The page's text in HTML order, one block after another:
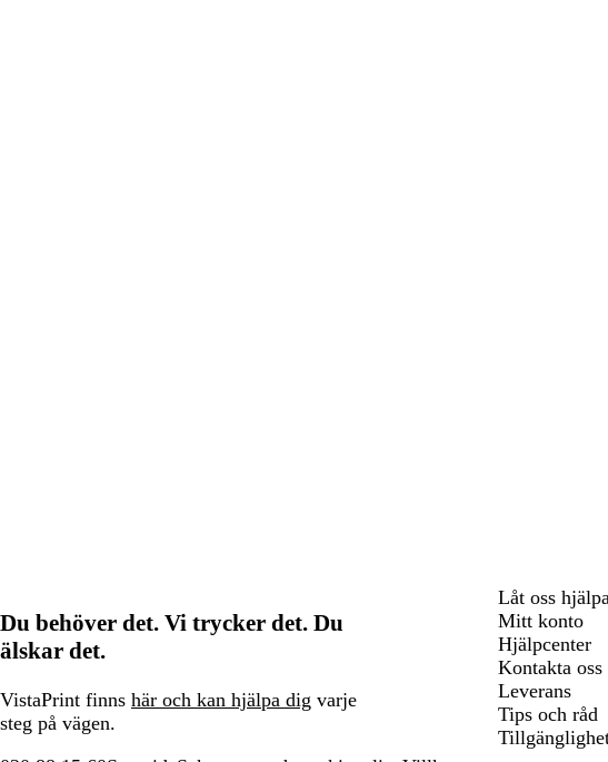
Du behöver det. Vi trycker det. Du
älskar det.
VistaPrint finns här och kan hjälpa dig varje
steg på vägen.
Låt oss
Mitt konto
Hjälpcenter
Kontakta oss
Leverans
Tips och råd